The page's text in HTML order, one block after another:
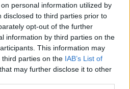
personal information utilized by
disclosed to third parties prior to
opt-out of the further
information by third parties on the
This information may
parties on the IAB’s List of
that may further disclose it to other
pokušajte se otuširati
zagrijavanje ubrzava
sagorijevanje kalorija i
primijetit ćete da dublje dišete.